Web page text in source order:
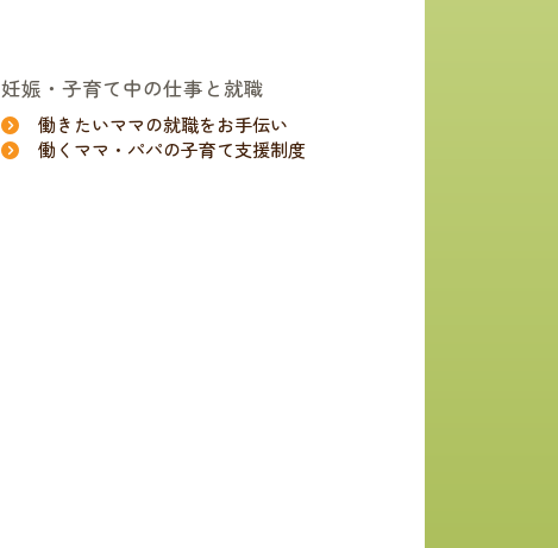
妊娠・子育て中の仕事と就職
働きたいママの就職をお手伝い
働くママ・パパの子育て支援制度